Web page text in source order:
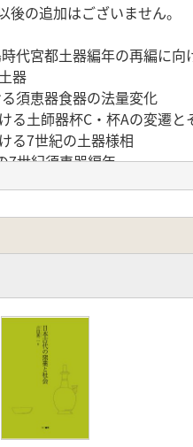
の追加はございません。
代宮都土器編年の再編に
器
須恵器食器の法量変化
る土師器杯C・杯Aの変遷と
る7世紀の土器様相
世紀須恵器編年
時代土器実測図集成